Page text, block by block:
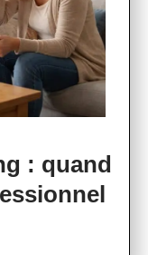
: quand